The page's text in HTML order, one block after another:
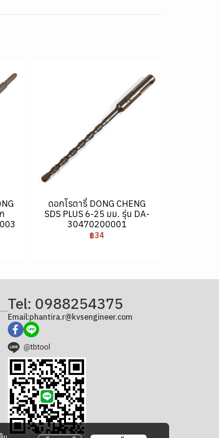
ดอกโรตารี่ DONG CHENG
SDS PLUS 6-25 มม. รุ่น DA-
30470200001
฿34
Tel: 0988254375
Email:phantira.r@kvsengineer.com
@tbtool